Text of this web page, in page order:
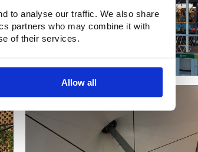
to analyse our traffic. We also share
partners who may combine it with
of their services.
Allow all
8